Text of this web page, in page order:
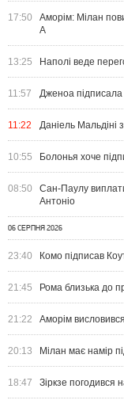
17:50
Аморім: Мілан
А
13:25 Наполі веде
11:57 Дженоа підписала
11:22 Даніель Мальдіні
10:55 Болонья хоче
08:50
Сан-Паулу
Антоніо
06 СЕРПНЯ 2026
23:40 Комо підписав
21:45 Рома близька до
21:22 Аморім
20:13 Мілан має намір
18:47 Зіркзе погодився